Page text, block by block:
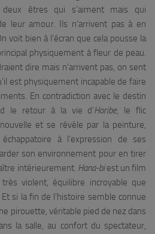
êtres qui s’aiment mais qui
leur amour. Ils n’arrivent pas à en
voit bien à l’écran que cela pousse la
physiquement à fleur de peau.
dire mais n’arrivent pas, on sent
est physiquement incapable de faire
En contradiction avec le destin
le retour à la vie d’Horibe, le flic
et se révèle par la peinture,
à l’expression de ses
son environnement pour en tirer
intérieurement. Hana-biest un film
violent, équilibre incroyable que
si la fin de l’histoire semble connue
pirouette, véritable pied de nez dans
la salle, au confort du spectateur,